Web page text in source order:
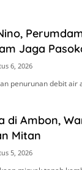
Jaga
6, 2026
penurunan debit air
di Ambon,
Mitan
5, 2026